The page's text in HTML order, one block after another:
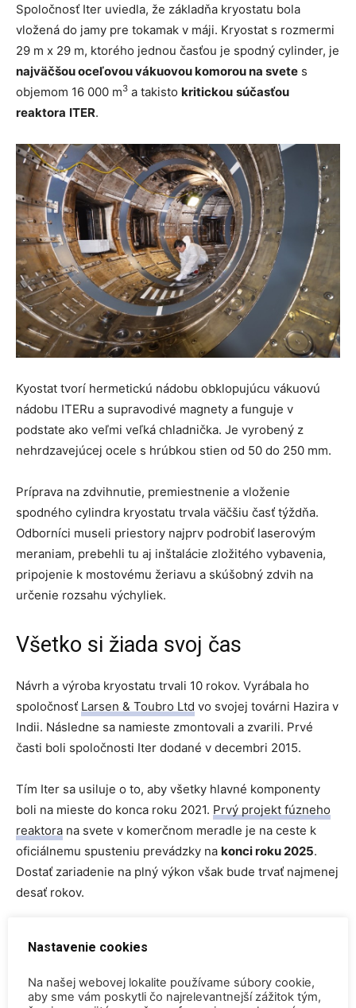
Spoločnosť Iter uviedla, že základňa kryostatu bola
vložená do jamy pre tokamak v máji. Kryostat s rozmermi
29 m x 29 m, ktorého jednou časťou je spodný cylinder, je
najväčšou oceľovou vákuovou komorou na svete s
objemom 16 000 m3 a takisto kritickou súčasťou
reaktora ITER.
Kyostat tvorí hermetickú nádobu obklopujúcu vákuovú
nádobu ITERu a supravodivé magnety a funguje v
podstate ako veľmi veľká chladnička. Je vyrobený z
nehrdzavejúcej ocele s hrúbkou stien od 50 do 250 mm.
Príprava na zdvihnutie, premiestnenie a vloženie
spodného cylindra kryostatu trvala väčšiu časť týždňa.
Odborníci museli priestory najprv podrobiť laserovým
meraniam, prebehli tu aj inštalácie zložitého vybavenia,
pripojenie k mostovému žeriavu a skúšobný zdvih na
určenie rozsahu výchyliek.
Všetko si žiada svoj čas
Návrh a výroba kryostatu trvali 10 rokov. Vyrábala ho
spoločnosť Larsen & Toubro Ltd vo svojej továrni Hazira v
Indii. Následne sa namieste zmontovali a zvarili. Prvé
časti boli spoločnosti Iter dodané v decembri 2015.
Tím Iter sa usiluje o to, aby všetky hlavné komponenty
boli na mieste do konca roku 2021. Prvý projekt fúzneho
reaktora na svete v komerčnom meradle je na ceste k
oficiálnemu spusteniu prevádzky na konci roku 2025.
Dostať zariadenie na plný výkon však bude trvať najmenej
desať rokov.
takmer polovicou odhadovaných nákladov na výstavbu za
20 miliárd €. Ďalších šesť členov podniku, t.j. Čína, India,
Japonsko, Južná Kórea, Rusko a USA prispievajú
Nastavenie cookies
Na našej webovej lokalite používame súbory cookie,
aby sme vám poskytli čo najrelevantnejší zážitok tým,